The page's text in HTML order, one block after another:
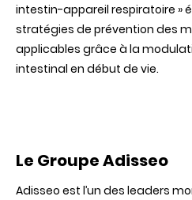
intestin-appareil respiratoire »
stratégies de prévention des
applicables grâce à la
intestinal en début de vie.
Le Groupe Adisseo
Adisseo est l’un des leaders